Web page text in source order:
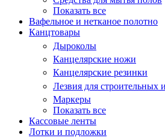
Показать все
Вафельное и нетканое полотно
Канцтовары
Дыроколы
Канцелярские ножи
Канцелярские резинки
Лезвия для строительных
Маркеры
Показать все
Кассовые ленты
Лотки и подложки